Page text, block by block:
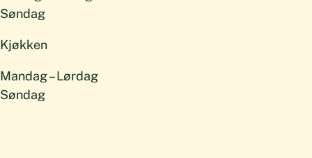
Søndag
Kjøkken
Mandag – Lørdag
Søndag